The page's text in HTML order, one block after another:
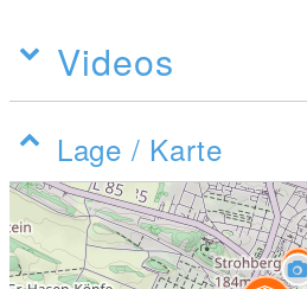
Videos
Lage / Karte